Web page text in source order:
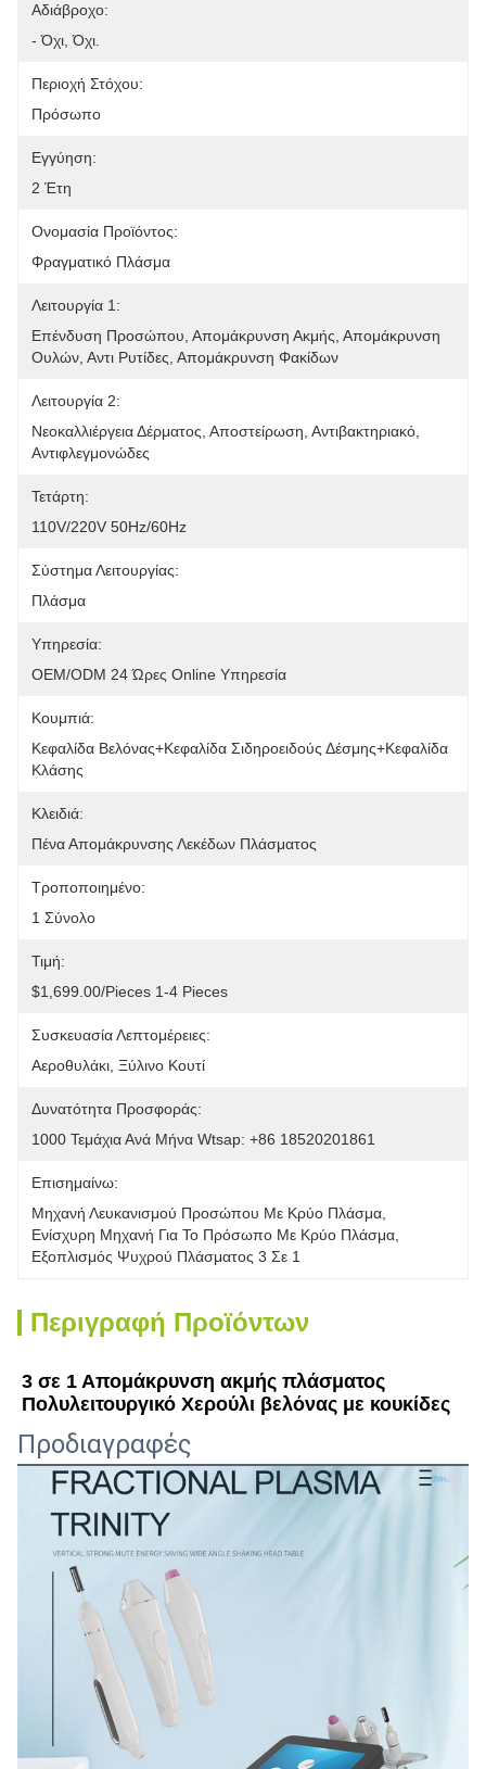
Αδιάβροχο:
- Όχι, Όχι.
Περιοχή Στόχου:
Πρόσωπο
Εγγύηση:
2 Έτη
Ονομασία Προϊόντος:
Φραγματικό Πλάσμα
Λειτουργία 1:
Επένδυση Προσώπου, Απομάκρυνση Ακμής, Απομάκρυνση
Ουλών, Αντι Ρυτίδες, Απομάκρυνση Φακίδων
Λειτουργία 2:
Νεοκαλλιέργεια Δέρματος, Αποστείρωση, Αντιβακτηριακό,
Αντιφλεγμονώδες
Τετάρτη:
110V/220V 50Hz/60Hz
Σύστημα Λειτουργίας:
Πλάσμα
Υπηρεσία:
OEM/ODM 24 Ώρες Online Υπηρεσία
Κουμπιά:
Κεφαλίδα Βελόνας+Κεφαλίδα Σιδηροειδούς Δέσμης+Κεφαλίδα
Κλάσης
Κλειδιά:
Πένα Απομάκρυνσης Λεκέδων Πλάσματος
Τροποποιημένο:
1 Σύνολο
Τιμή:
$1,699.00/pieces 1-4 Pieces
Συσκευασία Λεπτομέρειες:
Αεροθυλάκι, Ξύλινο Κουτί
Δυνατότητα Προσφοράς:
1000 Τεμάχια Ανά Μήνα Wtsap: +86 18520201861
Επισημαίνω:
Μηχανή Λευκανισμού Προσώπου Με Κρύο Πλάσμα
Ενίσχυρη Μηχανή Για Το Πρόσωπο Με Κρύο Πλάσμα
Εξοπλισμός Ψυχρού Πλάσματος 3 Σε 1
Περιγραφή Προϊόντων
3 σε 1 Απομάκρυνση ακμής πλάσματος
Πολυλειτουργικό Χερούλι βελόνας με κουκίδες
Προδιαγραφές